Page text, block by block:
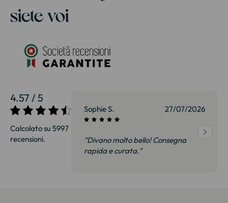
siete voi
4.57 / 5
Calcolato su 5997
recensioni.
27/07/2026 Sophie S. 27/07/2026
"Divano molto bello! Consegna
rapida e curata."